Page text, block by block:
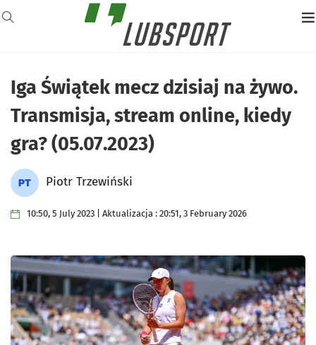
Iga Świątek mecz dzisiaj na żywo.
Transmisja, stream online, kiedy
gra? (05.07.2023)
Piotr Trzewiński
10:50, 5 July 2023 | Aktualizacja : 20:51, 3 February 2026